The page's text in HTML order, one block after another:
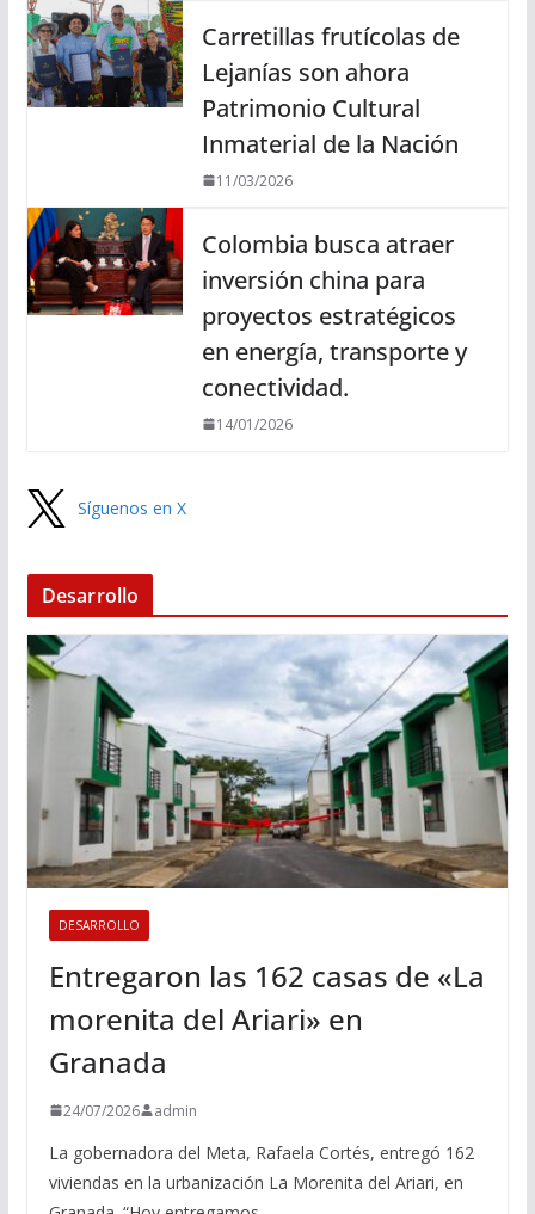
Carretillas frutícolas de
Lejanías son ahora
Patrimonio Cultural
Inmaterial de la Nación
11/03/2026
Colombia busca atraer
inversión china para
proyectos estratégicos
en energía, transporte y
conectividad.
14/01/2026
Síguenos en X
Desarrollo
DESARROLLO
Entregaron las 162 casas de «La
morenita del Ariari» en
Granada
24/07/2026 admin
La gobernadora del Meta, Rafaela Cortés, entregó 162
viviendas en la urbanización La Morenita del Ariari, en